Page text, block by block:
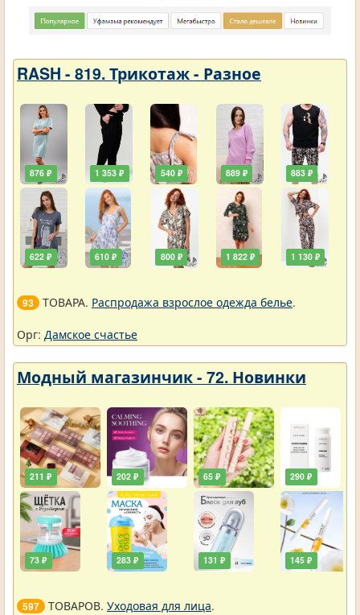
RASH - 819. Трикотаж - Разное
876 ₽
622 ₽
1 353 ₽
610 ₽
540 ₽
800 ₽
889 ₽
1 822 ₽
883 ₽
1 130 ₽
93 ТОВАРА. Распродажа взрослое одежда белье.
Орг: Дамское счастье
Модный магазинчик - 72. Новинки
211 ₽
73 ₽
202 ₽
283 ₽
65 ₽
131 ₽
290 ₽
145 ₽
597 ТОВАРОВ. Уходовая для лица.